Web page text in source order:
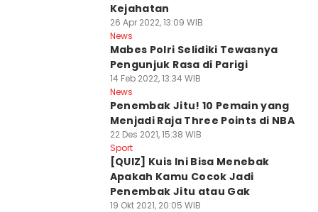
Kejahatan
26 Apr 2022, 13:09 WIB
News
Mabes Polri Selidiki Tewasnya
Pengunjuk Rasa di Parigi
14 Feb 2022, 13:34 WIB
News
Penembak Jitu! 10 Pemain yang
Menjadi Raja Three Points di NBA
22 Des 2021, 15:38 WIB
Sport
[QUIZ] Kuis Ini Bisa Menebak
Apakah Kamu Cocok Jadi
Penembak Jitu atau Gak
19 Okt 2021, 20:05 WIB